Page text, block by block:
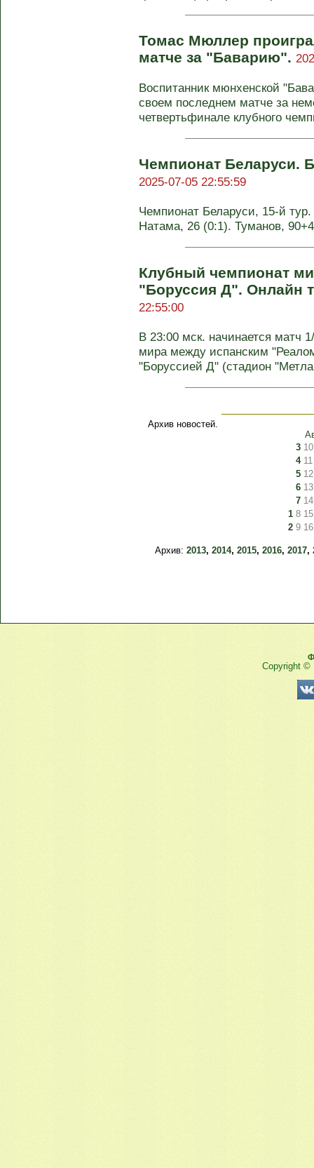
Томас Мюллер
матче за "Баварию".
Воспитанник мюнхенской
своем последнем матче за
четвертьфинале клубного
Чемпионат Беларуси.
2025-07-05 22:55:59
Чемпионат Беларуси, 15-й
Натама, 26 (0:1). Туманов,
Клубный чемпионат
"Боруссия Д". Онлайн
22:55:00
В 23:00 мск. начинается матч
мира между испанским
"Боруссией Д" (стадион
Архив новостей.
3 10
4 11
5 12
6 13
7 14
1 8 15
2 9 16
Архив:2013,2014,2015,2016,2017,
Copyright ©